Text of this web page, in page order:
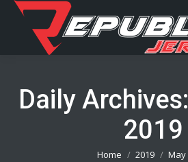
Daily Archives:
2019
You are here:
Home 2019 May